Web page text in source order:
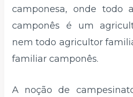
camponesa, onde todo
camponês é um
nem todo agricultor
familiar camponês.
A noção de